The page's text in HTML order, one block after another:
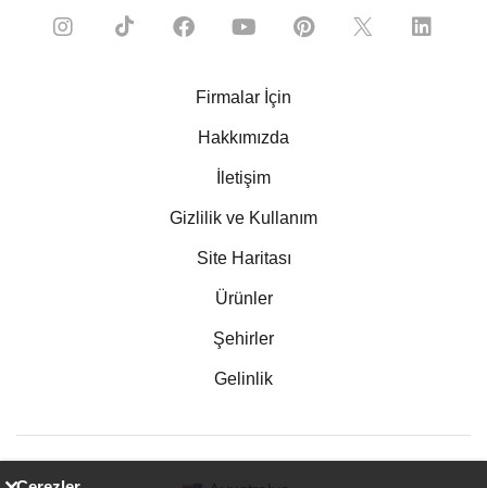
Firmalar İçin
Hakkımızda
İletişim
Gizlilik ve Kullanım
Site Haritası
Ürünler
Şehirler
Gelinlik